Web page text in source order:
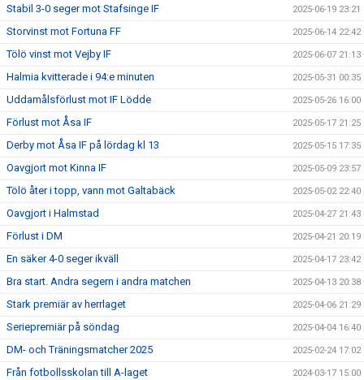
Stabil 3-0 seger mot Stafsinge IF 2025-06-19 23:21
Storvinst mot Fortuna FF 2025-06-14 22:42
Tölö vinst mot Vejby IF 2025-06-07 21:13
Halmia kvitterade i 94:e minuten 2025-05-31 00:35
Uddamålsförlust mot IF Lödde 2025-05-26 16:00
Förlust mot Åsa IF 2025-05-17 21:25
Derby mot Åsa IF på lördag kl 13 2025-05-15 17:35
Oavgjort mot Kinna IF 2025-05-09 23:57
Tölö åter i topp, vann mot Galtabäck 2025-05-02 22:40
Oavgjort i Halmstad 2025-04-27 21:43
Förlust i DM 2025-04-21 20:19
En säker 4-0 seger ikväll 2025-04-17 23:42
Bra start. Andra segern i andra matchen 2025-04-13 20:38
Stark premiär av herrlaget 2025-04-06 21:29
Seriepremiär på söndag 2025-04-04 16:40
DM- och Träningsmatcher 2025 2025-02-24 17:02
Från fotbollsskolan till A-laget 2024-03-17 15:00